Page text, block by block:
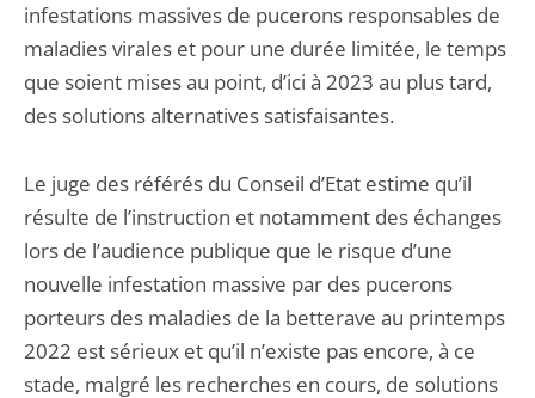
infestations massives de pucerons responsables de
maladies virales et pour une durée limitée, le temps
que soient mises au point, d’ici à 2023 au plus tard,
des solutions alternatives satisfaisantes.
Le juge des référés du Conseil d’Etat estime qu’il
résulte de l’instruction et notamment des échanges
lors de l’audience publique que le risque d’une
nouvelle infestation massive par des pucerons
porteurs des maladies de la betterave au printemps
2022 est sérieux et qu’il n’existe pas encore, à ce
stade, malgré les recherches en cours, de solutions